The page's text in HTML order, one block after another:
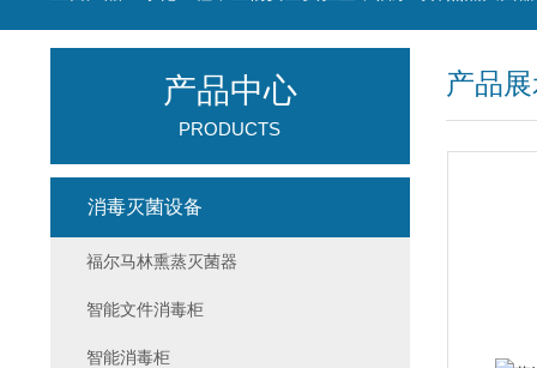
产品
产品中心
PRODUCTS
消毒灭菌设备
福尔马林熏蒸灭菌器
智能文件消毒柜
智能消毒柜